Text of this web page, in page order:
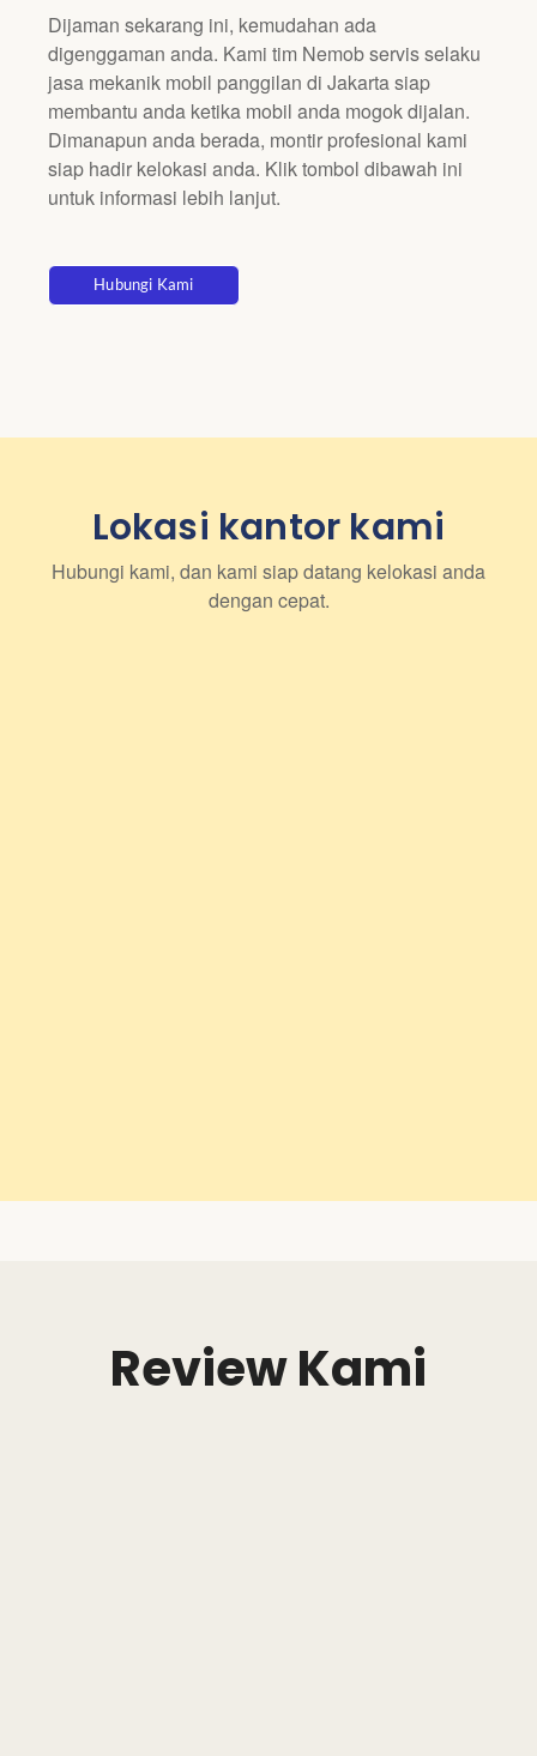
Dijaman sekarang ini, kemudahan ada
digenggaman anda. Kami tim Nemob servis selaku
jasa mekanik mobil panggilan di Jakarta siap
membantu anda ketika mobil anda mogok dijalan.
Dimanapun anda berada, montir profesional kami
siap hadir kelokasi anda. Klik tombol dibawah ini
untuk informasi lebih lanjut.
Hubungi Kami
Lokasi kantor kami
Hubungi kami, dan kami siap datang kelokasi anda
dengan cepat.
Review Kami